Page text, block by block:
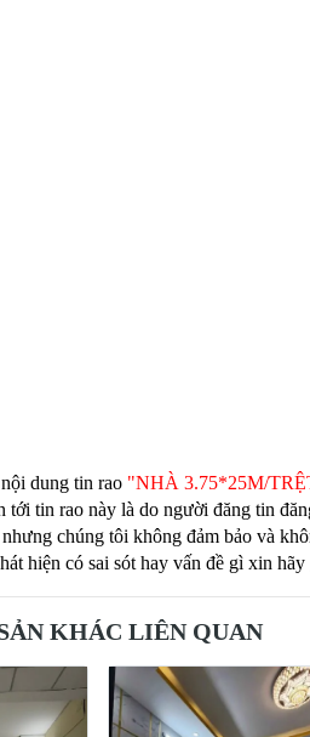
dung tin rao "NHÀ 3.75*25M/
tới tin rao này là do người đăng tin
chúng tôi không đảm bảo và
hiện có sai sót hay vấn đề gì xin
KHÁC LIÊN QUAN